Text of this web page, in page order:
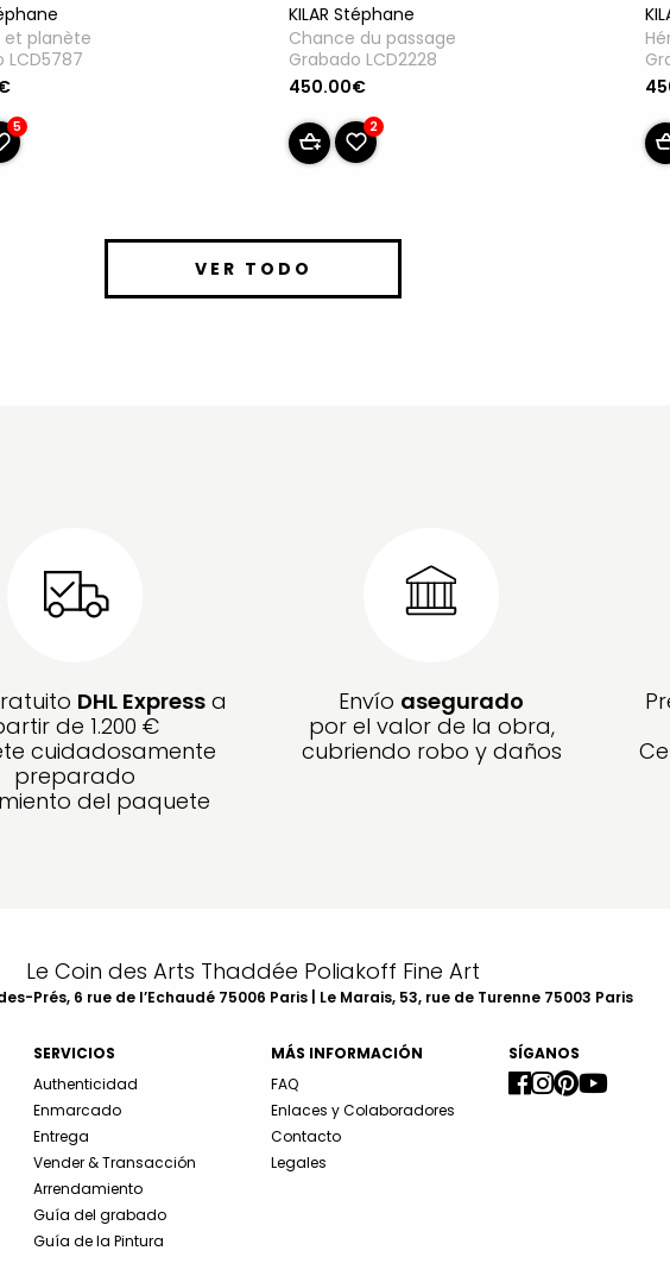
et planète
LCD5787
5
KILAR Stéphane
Chance du passage
Grabado LCD2228
450.00€
2
VER TODO
DHL Express a
de 1.200 €
cuidadosamente
preparado
del paquete
Envío asegurado
por el valor de la obra,
cubriendo robo y daños
Le Coin des Arts Thaddée Poliakoff Fine Art
Prés, 6 rue de l’Echaudé 75006 Paris | Le Marais, 53, rue de Turenne 75003 Paris
SERVICIOS
Authenticidad
Enmarcado
Entrega
Vender & Transacción
Arrendamiento
Guía del grabado
Guía de la Pintura
MÁS INFORMACIÓN
FAQ
Enlaces y Colaboradores
Contacto
Legales
SÍGANOS